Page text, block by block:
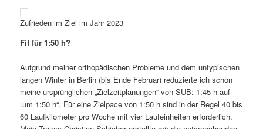
Zufrieden im Ziel im Jahr 2023
Fit für 1:50 h?
Aufgrund meiner orthopädischen Probleme und dem untypischen
langen Winter in Berlin (bis Ende Februar) reduzierte ich schon
meine ursprünglichen „Zielzeitplanungen“ von SUB: 1:45 h auf
„um 1:50 h“. Für eine Zielpace von 1:50 h sind in der Regel 40 bis
60 Laufkilometer pro Woche mit vier Laufeinheiten erforderlich.